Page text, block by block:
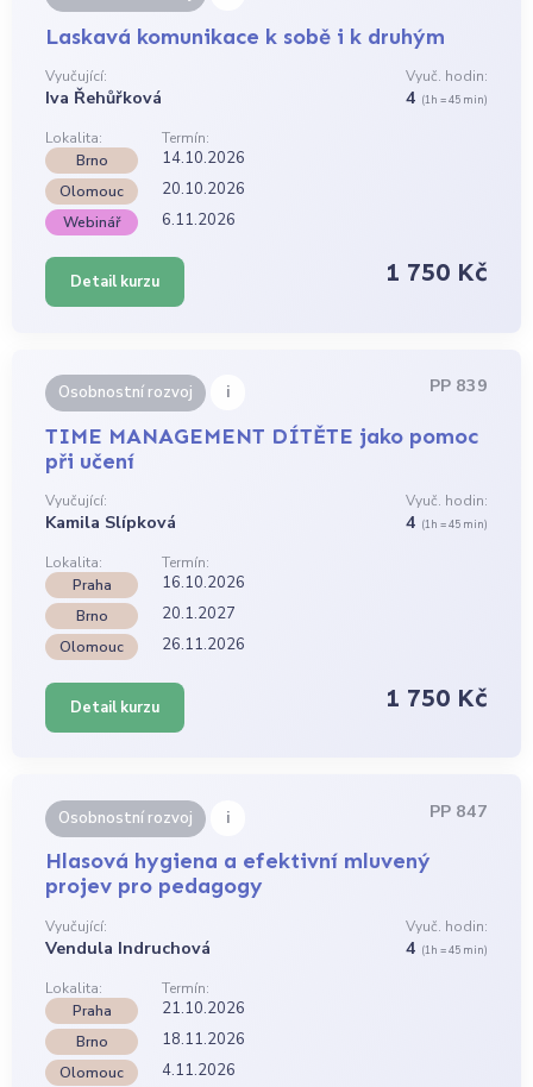
Laskavá komunikace k sobě i k druhým
Vyučující:
Iva Řehůřková
Vyuč. hodin:
4 (1h = 45 min)
Lokalita:
Termín:
Brno
14.10.2026
Olomouc 20.10.2026
Webinář 6.11.2026
Detail kurzu 1 750 Kč
Osobnostní rozvoj i PP 839
TIME MANAGEMENT DÍTĚTE jako pomoc
při učení
Vyučující:
Kamila Slípková
Vyuč. hodin:
4 (1h = 45 min)
Lokalita:
Termín:
Praha
16.10.2026
Brno 20.1.2027
Olomouc 26.11.2026
Detail kurzu 1 750 Kč
Osobnostní rozvoj i PP 847
Hlasová hygiena a efektivní mluvený
projev pro pedagogy
Vyučující:
Vendula Indruchová
Vyuč. hodin:
4 (1h = 45 min)
Lokalita:
Termín:
Praha
21.10.2026
Brno 18.11.2026
Olomouc 4.11.2026